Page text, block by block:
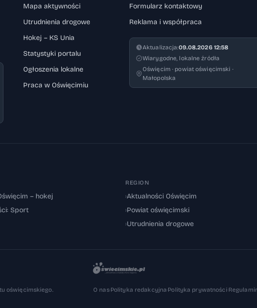
Mapa aktywności
Utrudnienia drogowe
Hokej – KS Unia
Statystyki portalu
Ogłoszenia lokalne
Praca w Oświęcimiu
Formularz kontaktowy
Reklama i współpraca
Aktualizacja:09.08.2026 12:58
Wiarygodne, lokalne źródła
Oświęcim · powiat oświęcimski ·
Małopolska
– hokej
Sport
REGION
›Aktualności Oświęcim
›Powiat oświęcimski
›Utrudnienia drogowe
oświęcimskiego. O nas·Polityka redakcyjna·Polityka prywatności·